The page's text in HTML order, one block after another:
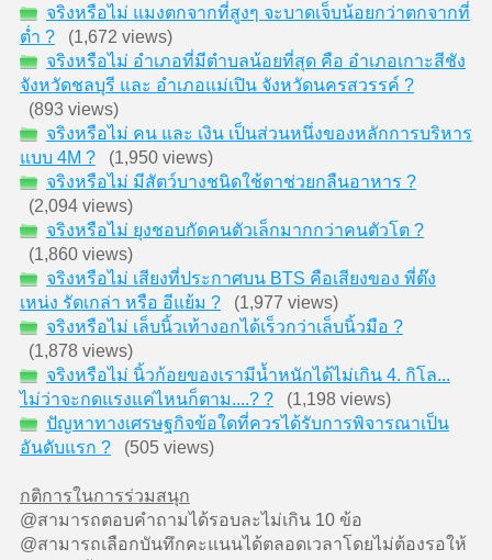
จริงหรือไม่ แมงตกจากที่สูงๆ จะบาดเจ็บน้อยกว่าตกจากที่
ต่ำ ?(1,672 views)
จริงหรือไม่ อำเภอที่มีตำบลน้อยที่สุด คือ อำเภอเกาะสีชัง
จังหวัดชลบุรี และ อำเภอแม่เปิน จังหวัดนครสวรรค์ ?
(893 views)
จริงหรือไม่ คน และ เงิน เป็นส่วนหนึ่งของหลักการบริหาร
แบบ 4M ?(1,950 views)
จริงหรือไม่ มีสัตว์บางชนิดใช้ตาช่วยกลืนอาหาร ?
(2,094 views)
จริงหรือไม่ ยุงชอบกัดคนตัวเล็กมากกว่าคนตัวโต ?
(1,860 views)
จริงหรือไม่ เสียงที่ประกาศบน BTS คือเสียงของ พี่ต๊ง
เหน่ง รัดเกล่า หรือ อีแย้ม ?(1,977 views)
จริงหรือไม่ เล็บนิ้วเท้างอกได้เร็วกว่าเล็บนิ้วมือ ?
(1,878 views)
จริงหรือไม่ นิ้วก้อยของเรามีน้ำหนักได้ไม่เกิน 4. กิโล...
ไม่ว่าจะกดแรงแค่ไหนก็ตาม....? ?(1,198 views)
ปัญหาทางเศรษฐกิจข้อใดที่ควรได้รับการพิจารณาเป็น
อันดับแรก ?(505 views)
กติการในการร่วมสนุก
@สามารถตอบคำถามได้รอบละไม่เกิน 10 ข้อ
@สามารถเลือกบันทึกคะแนนได้ตลอดเวลาโดยไม่ต้องรอให้